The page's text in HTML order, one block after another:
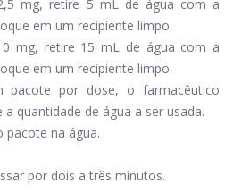
mg, retire 5 mL de água com a
em um recipiente limpo.
mg, retire 15 mL de água com a
em um recipiente limpo.
pacote por dose, o farmacêutico
quantidade de água a ser usada.
pacote na água.
por dois a três minutos.